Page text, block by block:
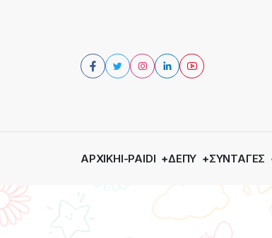
ΑΡΧΙΚΉI-PAIDI ΔΕΠΥ ΣΥΝΤΑΓΈΣ